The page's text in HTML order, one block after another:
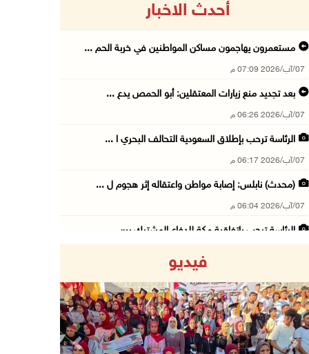
أحدث الاخبار
مستعمرون يهاجمون مساكن المواطنين في خربة الحم ...
07/آب/2026 07:09 م
بعد تجديد منع زيارات المعتقلين: أبو الحمص يدع ...
07/آب/2026 06:26 م
الرئاسة ترحب بإطلاق السعودية التحالف البحري ا ...
07/آب/2026 06:17 م
(محدث) نابلس: إصابة مواطن واعتقاله إثر هجوم ل ...
07/آب/2026 06:04 م
الرئاسة ترحب باتفاقية مكة للدفاع المشترك بين ...
07/آب/2026 04:57 م
بيروت: اللجنة الفنية للمجلس الوطني تناقش التر ...
07/آب/2026 03:31 م
فيديو
Previous Next